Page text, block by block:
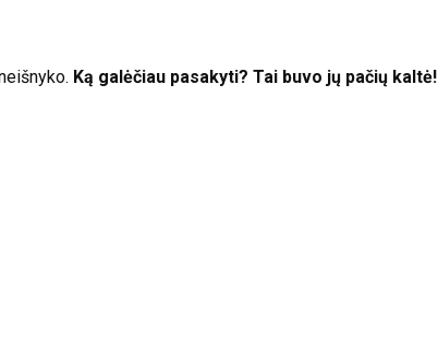
Ką galėčiau pasakyti? Tai buvo jų pačių kaltė!